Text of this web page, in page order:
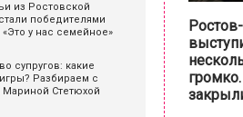
из Ростовской
победителями
«Это у нас семейное»
супругов: какие
Разбираем с
Стетюхой